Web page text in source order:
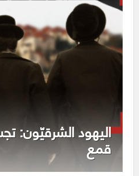
اليهود الشرقيّون:
قمع